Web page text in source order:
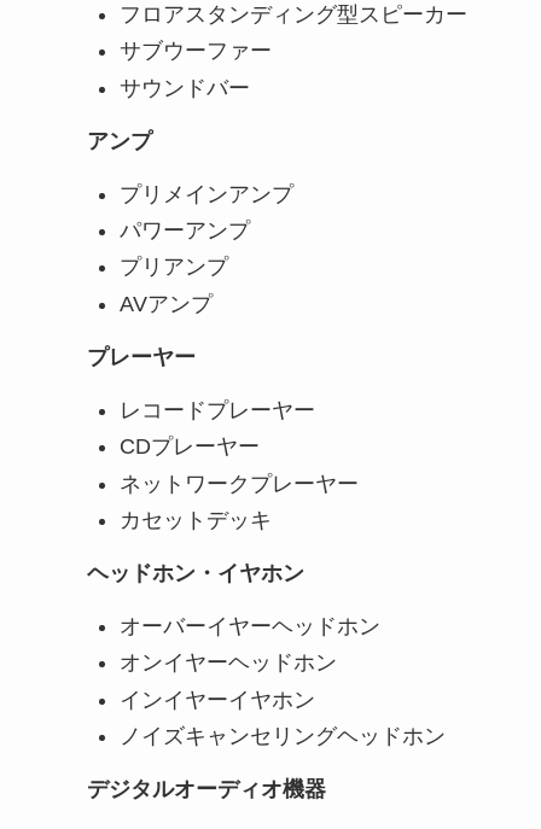
フロアスタンディング型スピーカー
サブウーファー
サウンドバー
アンプ
プリメインアンプ
パワーアンプ
プリアンプ
AVアンプ
プレーヤー
レコードプレーヤー
CDプレーヤー
ネットワークプレーヤー
カセットデッキ
ヘッドホン・イヤホン
オーバーイヤーヘッドホン
オンイヤーヘッドホン
インイヤーイヤホン
ノイズキャンセリングヘッドホン
デジタルオーディオ機器